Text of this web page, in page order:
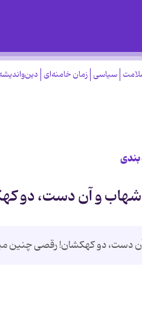
سیاسی زمان خامنه‌ای
و آن دست، دو
دو کهکشان! رقصی چنین